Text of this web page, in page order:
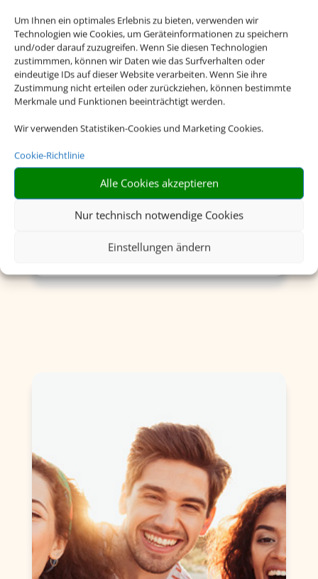
Um Ihnen ein optimales Erlebnis zu bieten, verwenden wir
Technologien wie Cookies, um Geräteinformationen zu speichern
und/oder darauf zuzugreifen. Wenn Sie diesen Technologien
zustimmmen, können wir Daten wie das Surfverhalten oder
eindeutige IDs auf dieser Website verarbeiten. Wenn Sie ihre
Zustimmung nicht erteilen oder zurückziehen, können bestimmte
Merkmale und Funktionen beeinträchtigt werden.
Wir verwenden Statistiken-Cookies und Marketing Cookies.
Cookie-Richtlinie
Alle Cookies akzeptieren
Nur technisch notwendige Cookies
Einstellungen ändern
Rundreisen